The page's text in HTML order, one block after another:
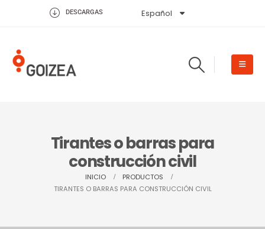
DESCARGAS Español
English
Tirantes o barras para
construcción civil
INICIO
PRODUCTOS
TIRANTES O BARRAS PARA CONSTRUCCIÓN CIVIL